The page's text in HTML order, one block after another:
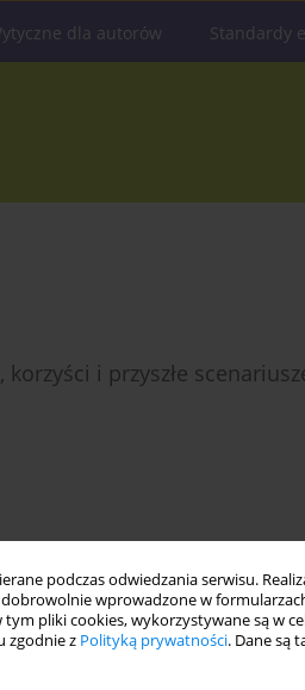
podczas odwiedzania serwisu.
wprowadzone w
tym pliki cookies, wykorzystywane są w
zgodnie z Polityką prywatności. Dane są
dla autorów Standardy
i przyszłe